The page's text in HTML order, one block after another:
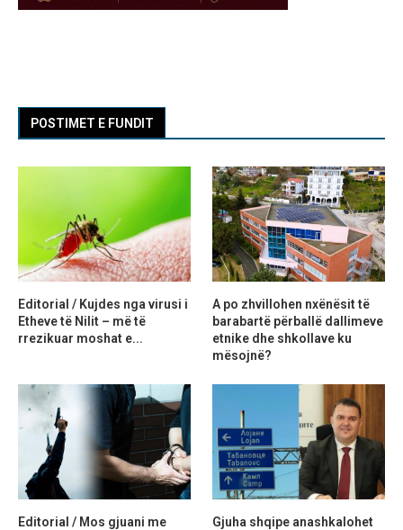
POSTIMET E FUNDIT
Editorial / Kujdes nga virusi i
Etheve të Nilit – më të
rrezikuar moshat e...
A po zhvillohen nxënësit të
barabartë përballë dallimeve
etnike dhe shkollave ku
mësojnë?
Editorial / Mos gjuani me
Gjuha shqipe anashkalohet